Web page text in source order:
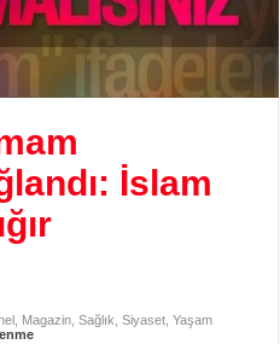
İslam
Magazin ,Sağlık ,Siyaset ,Yaşam